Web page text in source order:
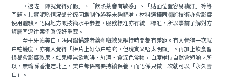
，過咗一陣就覺得好假」、「飲熱茶會有敏感」、「貼面位置容易積汙」等等
問題。其實呢啲情況部分係因爲制作過程未夠精准，材料選擇同潤飾技術亦會影響
使用體驗。唔同地方嘅技術水平參差，服務標准亦冇統一標准，所以事前了解對方
資曆同過往案例真係好重要。
至于牙齒美白，唔同設備或者藥劑嘅效果維持時間都有差距。有人覺得一次就
白咗幾度，亦有人覺得「相片上好似白咗啲，但現實又唔太明顯」。再加上飲食習
慣都會影響效果，如果經常飲咖啡、紅酒、食深色食物，白度維持自然會短啲。所
以，無論喺香港定北上，美白都係需要持續保養，而唔係只做一次就可以「永久雪
白」。